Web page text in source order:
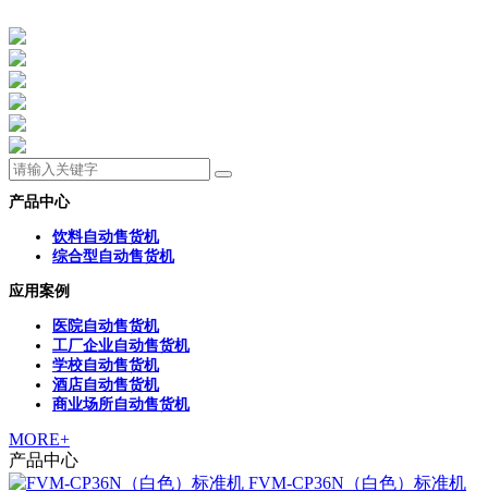
产品中心
饮料自动售货机
综合型自动售货机
应用案例
医院自动售货机
工厂企业自动售货机
学校自动售货机
酒店自动售货机
商业场所自动售货机
MORE+
产品中心
FVM-CP36N（白色）标准机